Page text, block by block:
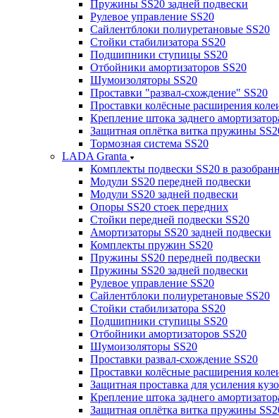
Пружины SS20 задней подвески
Рулевое управление SS20
Сайлентблоки полиуретановые SS20
Стойки стабилизатора SS20
Подшипники ступицы SS20
Отбойники амортизаторов SS20
Шумоизоляторы SS20
Проставки "развал-схождение" SS20
Проставки колёсные расширения
Крепление штока заднего
Защитная оплётка витка пружины
Тормозная система SS20
LADA Granta
Комплекты подвески SS20 в
Модули SS20 передней подвески
Модули SS20 задней подвески
Опоры SS20 стоек передних
Стойки передней подвески SS20
Амортизаторы SS20 задней подвески
Комплекты пружин SS20
Пружины SS20 передней подвески
Пружины SS20 задней подвески
Рулевое управление SS20
Сайлентблоки полиуретановые SS20
Стойки стабилизатора SS20
Подшипники ступицы SS20
Отбойники амортизаторов SS20
Шумоизоляторы SS20
Проставки развал-схождение SS20
Проставки колёсные расширения
Защитная проставка для усиления
Крепление штока заднего
Защитная оплётка витка пружины